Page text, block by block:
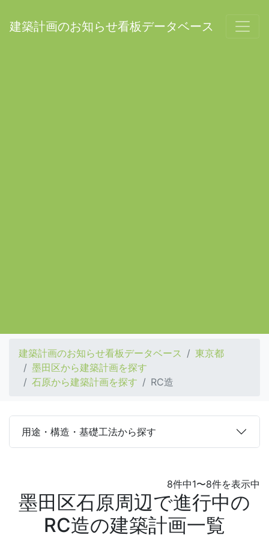
建築計画のお知らせ看板データベース
建築計画のお知らせ看板データベース
東京都
墨田区から建築計画を探す
石原から建築計画を探す
RC造
用途・構造・基礎工法から探す
8件中1〜8件を表示中
墨田区石原周辺で進行中の
RC造の建築計画一覧